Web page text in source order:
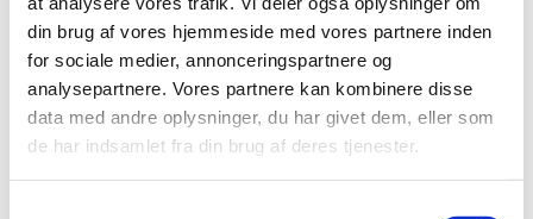
din brug af vores hjemmeside med vores partnere inden
for sociale medier, annonceringspartnere og
analysepartnere. Vores partnere kan kombinere disse
data med andre oplysninger, du har givet dem, eller som
de har indsamlet fra din brug af deres tjenester.
Husk at tilmelde dig vores nyhedsbrev og vær først
til de bedste tilbud. Og bare rolig, vi spammer dig
ikke, men sender kun relevante tilbud og
informationer til dig.